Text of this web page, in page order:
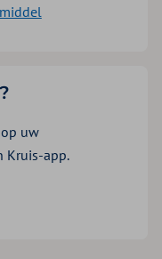
uw
Kruis-app.